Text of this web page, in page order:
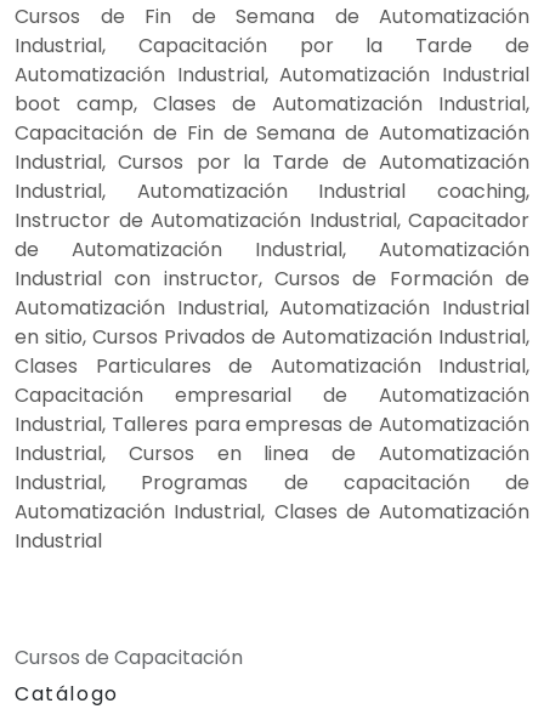
Cursos de Fin de Semana de Automatización
Industrial, Capacitación por la Tarde de
Automatización Industrial, Automatización Industrial
boot camp, Clases de Automatización Industrial,
Capacitación de Fin de Semana de Automatización
Industrial, Cursos por la Tarde de Automatización
Industrial, Automatización Industrial coaching,
Instructor de Automatización Industrial, Capacitador
de Automatización Industrial, Automatización
Industrial con instructor, Cursos de Formación de
Automatización Industrial, Automatización Industrial
en sitio, Cursos Privados de Automatización Industrial,
Clases Particulares de Automatización Industrial,
Capacitación empresarial de Automatización
Industrial, Talleres para empresas de Automatización
Industrial, Cursos en linea de Automatización
Industrial, Programas de capacitación de
Automatización Industrial, Clases de Automatización
Industrial
Cursos de Capacitación
Catálogo